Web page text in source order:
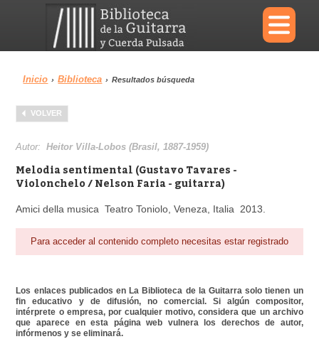
×
Menu
Biblioteca Diccionario
Reproductor
Inicio › Biblioteca › Resultados búsqueda
VOLVER
Autor:Heitor Villa-Lobos (Brasil, 1887-1959)
Melodia sentimental (Gustavo Tavares -
Violonchelo / Nelson Faria - guitarra)
Amici della musica Teatro Toniolo, Veneza, Italia 2013.
Para acceder al contenido completo necesitas estar registrado
Los enlaces publicados en La Biblioteca de la Guitarra solo tienen un
fin educativo y de difusión, no comercial. Si algún compositor,
intérprete o empresa, por cualquier motivo, considera que un archivo
que aparece en esta página web vulnera los derechos de autor,
infórmenos y se eliminará.